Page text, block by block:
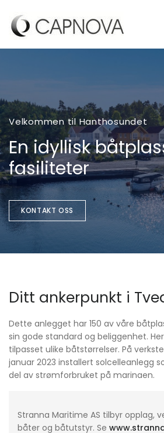
Velkommen til Hanthosundet
En idyllisk
fasiliteter
KONTAKT OSS
Ditt ankerpunkt i
Dette anlegget har 150 av våre
sin gode standard og beliggenhet.
tilpasset ulike båtstørrelser. På
januar 2023 installert solcelleanlegg
del av strømforbruket på marinaen.
Stranna Maritime AS tilbyr opplag,
båter og båtutstyr. Se